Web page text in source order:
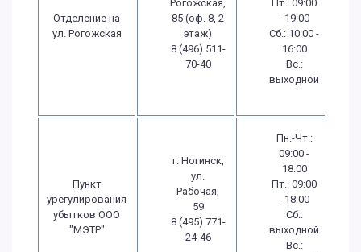
Отделение на
ул. Рогожская
Рогожская,
85 (оф. 8, 2
этаж)
8 (496) 511-
70-40
Пт.: 09:00
- 19:00
Сб.: 10:00 -
16:00
Вс.:
выходной
Пункт
урегулирования
убытков ООО
"МЭТР"
г. Ногинск,
ул.
Рабочая,
59
8 (495) 771-
24-46
Пн.-Чт.:
09:00 -
18:00
Пт.: 09:00
- 18:00
Сб.:
выходной
Вс.: